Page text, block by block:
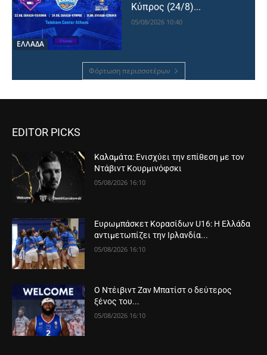
ΕΛΛΑΔΑ
Κύπρος (24/8)...
05/08/2026 10:40
Φόρτωση περισσοτέρων
EDITOR PICKS
Καλαμάτα: Ενισχύει την επίθεση με τον
Ντάβιντ Κουρμινόφσκι
05/08/2026 16:10
Ευρωμπάσκετ Κορασίδων U16: Η Ελλάδα
αντιμετωπίζει την Ιρλανδία...
05/08/2026 16:10
Ο Ντέιβιντ Ζαν Μπατίστ ο δεύτερος
ξένος του...
05/08/2026 16:10